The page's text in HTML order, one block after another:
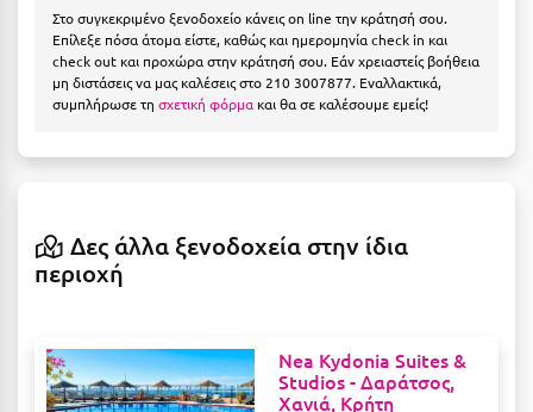
Θάσος
Ιεράπετρα
Ίος
Στο συγκεκριμένο ξενοδοχείο κάνεις on line την κράτησή σου.
Επίλεξε πόσα άτομα είστε, καθώς και ημερομηνία check in και
check out και προχώρα στην κράτησή σου. Εάν χρειαστείς βοήθεια
μη διστάσεις να μας καλέσεις στο 210 3007877. Εναλλακτικά,
συμπλήρωσε τη σχετική φόρμα και θα σε καλέσουμε εμείς!
Δες άλλα ξενοδοχεία στην ίδια
περιοχή
Nea Kydonia Suites &
Studios -Δαράτσος,
Χανιά, Κρήτη